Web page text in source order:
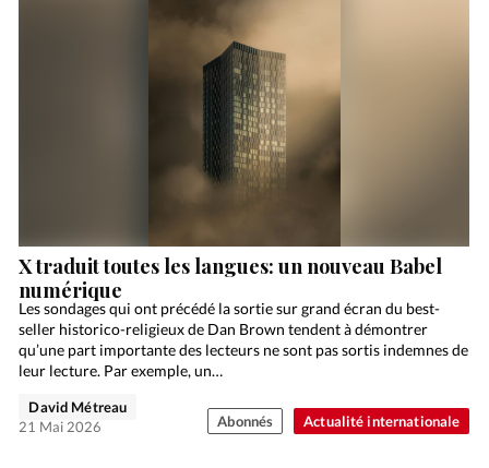
Actualité internationale
X traduit toutes les langues: un nouveau Babel
numérique
Les sondages qui ont précédé la sortie sur grand écran du best-
seller historico-religieux de Dan Brown tendent à démontrer
qu’une part importante des lecteurs ne sont pas sortis indemnes de
leur lecture. Par exemple, un…
David Métreau
21 Mai 2026
Abonnés